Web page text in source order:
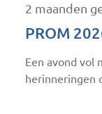
2 maanden
PROM
Een avond vol
herinneringen